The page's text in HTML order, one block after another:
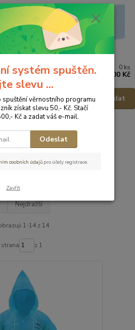
Hledat
0 ks
0,00 Kč
Nejdražší
1-14 z 14
strana z 1
systém spuštěn.
slevu ...
věrnostního programu
získat slevu 50,- Kč. Stačí
Kč a zadat váš e-mail.
Odeslat
osobních údajů pro účely registrace.
Zavřít